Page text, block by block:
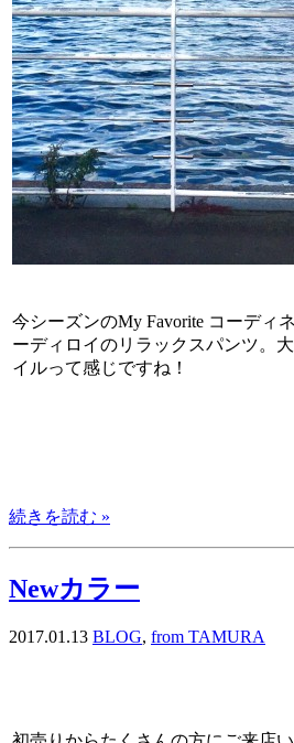
今シーズンのMy Favorite コーディ
ーディロイのリラックスパンツ。
イルって感じですね！
続きを読む »
Newカラー
2017.01.13 BLOG, from TAMURA